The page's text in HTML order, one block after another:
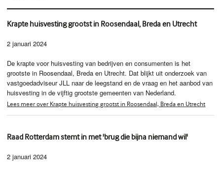
Krapte huisvesting grootst in Roosendaal, Breda en Utrecht
2 januari 2024
De krapte voor huisvesting van bedrijven en consumenten is het
grootste in Roosendaal, Breda en Utrecht. Dat blijkt uit onderzoek van
vastgoedadviseur JLL naar de leegstand en de vraag en het aanbod van
huisvesting in de vijftig grootste gemeenten van Nederland.
Lees meer over Krapte huisvesting grootst in Roosendaal, Breda en Utrecht
Raad Rotterdam stemt in met 'brug die bijna niemand wil'
2 januari 2024